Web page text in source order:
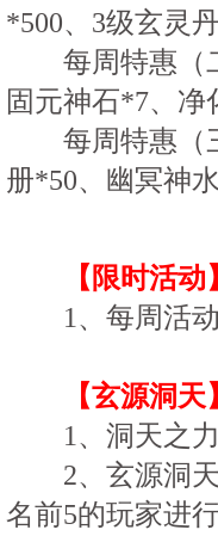
*500、3级玄灵
每周特惠（二
固元神石*7、净
每周特惠（三
册*50、幽冥神
【限时活动
1、每周活
【玄源洞天
1、洞天之力
2、玄源洞天
名前5的玩家进